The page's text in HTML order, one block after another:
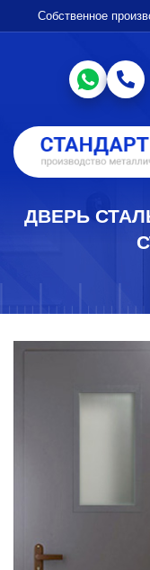
Собственное
ДВЕРЬ